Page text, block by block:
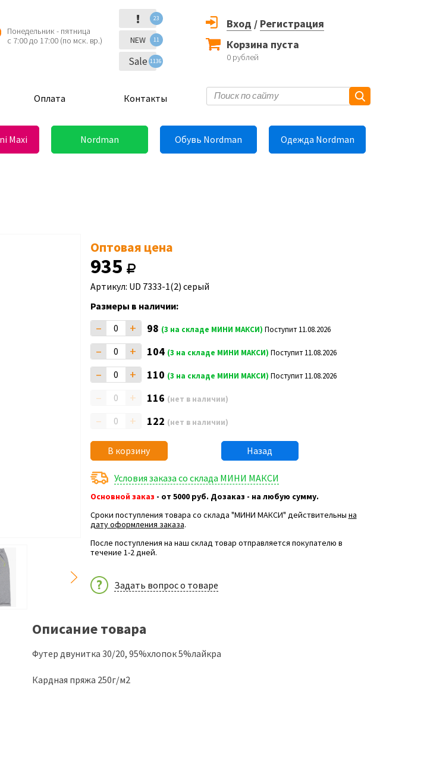
Понедельник - пятница
с 7:00 до 17:00 (по мск. вр.)
! 23
NEW 11
Sale 1136
Вход / Регистрация
Корзина пуста
0 рублей
Оплата Контакты
Maxi Nordman Обувь Nordman Одежда Nordman
Оптовая цена
935
Артикул: UD 7333-1(2) серый
Размеры в наличии:
– + 98 (3 на складе МИНИ МАКСИ) Поступит 11.08.2026
– + 104 (3 на складе МИНИ МАКСИ) Поступит 11.08.2026
– + 110 (3 на складе МИНИ МАКСИ) Поступит 11.08.2026
– + 116 (нет в наличии)
– + 122 (нет в наличии)
В корзину Назад
Условия заказа со склада МИНИ МАКСИ
Основной заказ - от 5000 руб. Дозаказ - на любую сумму.
Сроки поступления товара со склада "МИНИ МАКСИ" действительны на
дату оформления заказа.
После поступления на наш склад товар отправляется покупателю в
течение 1-2 дней.
Задать вопрос о товаре
Описание товара
Футер двунитка 30/20, 95%хлопок 5%лайкра
Кардная пряжа 250г/м2